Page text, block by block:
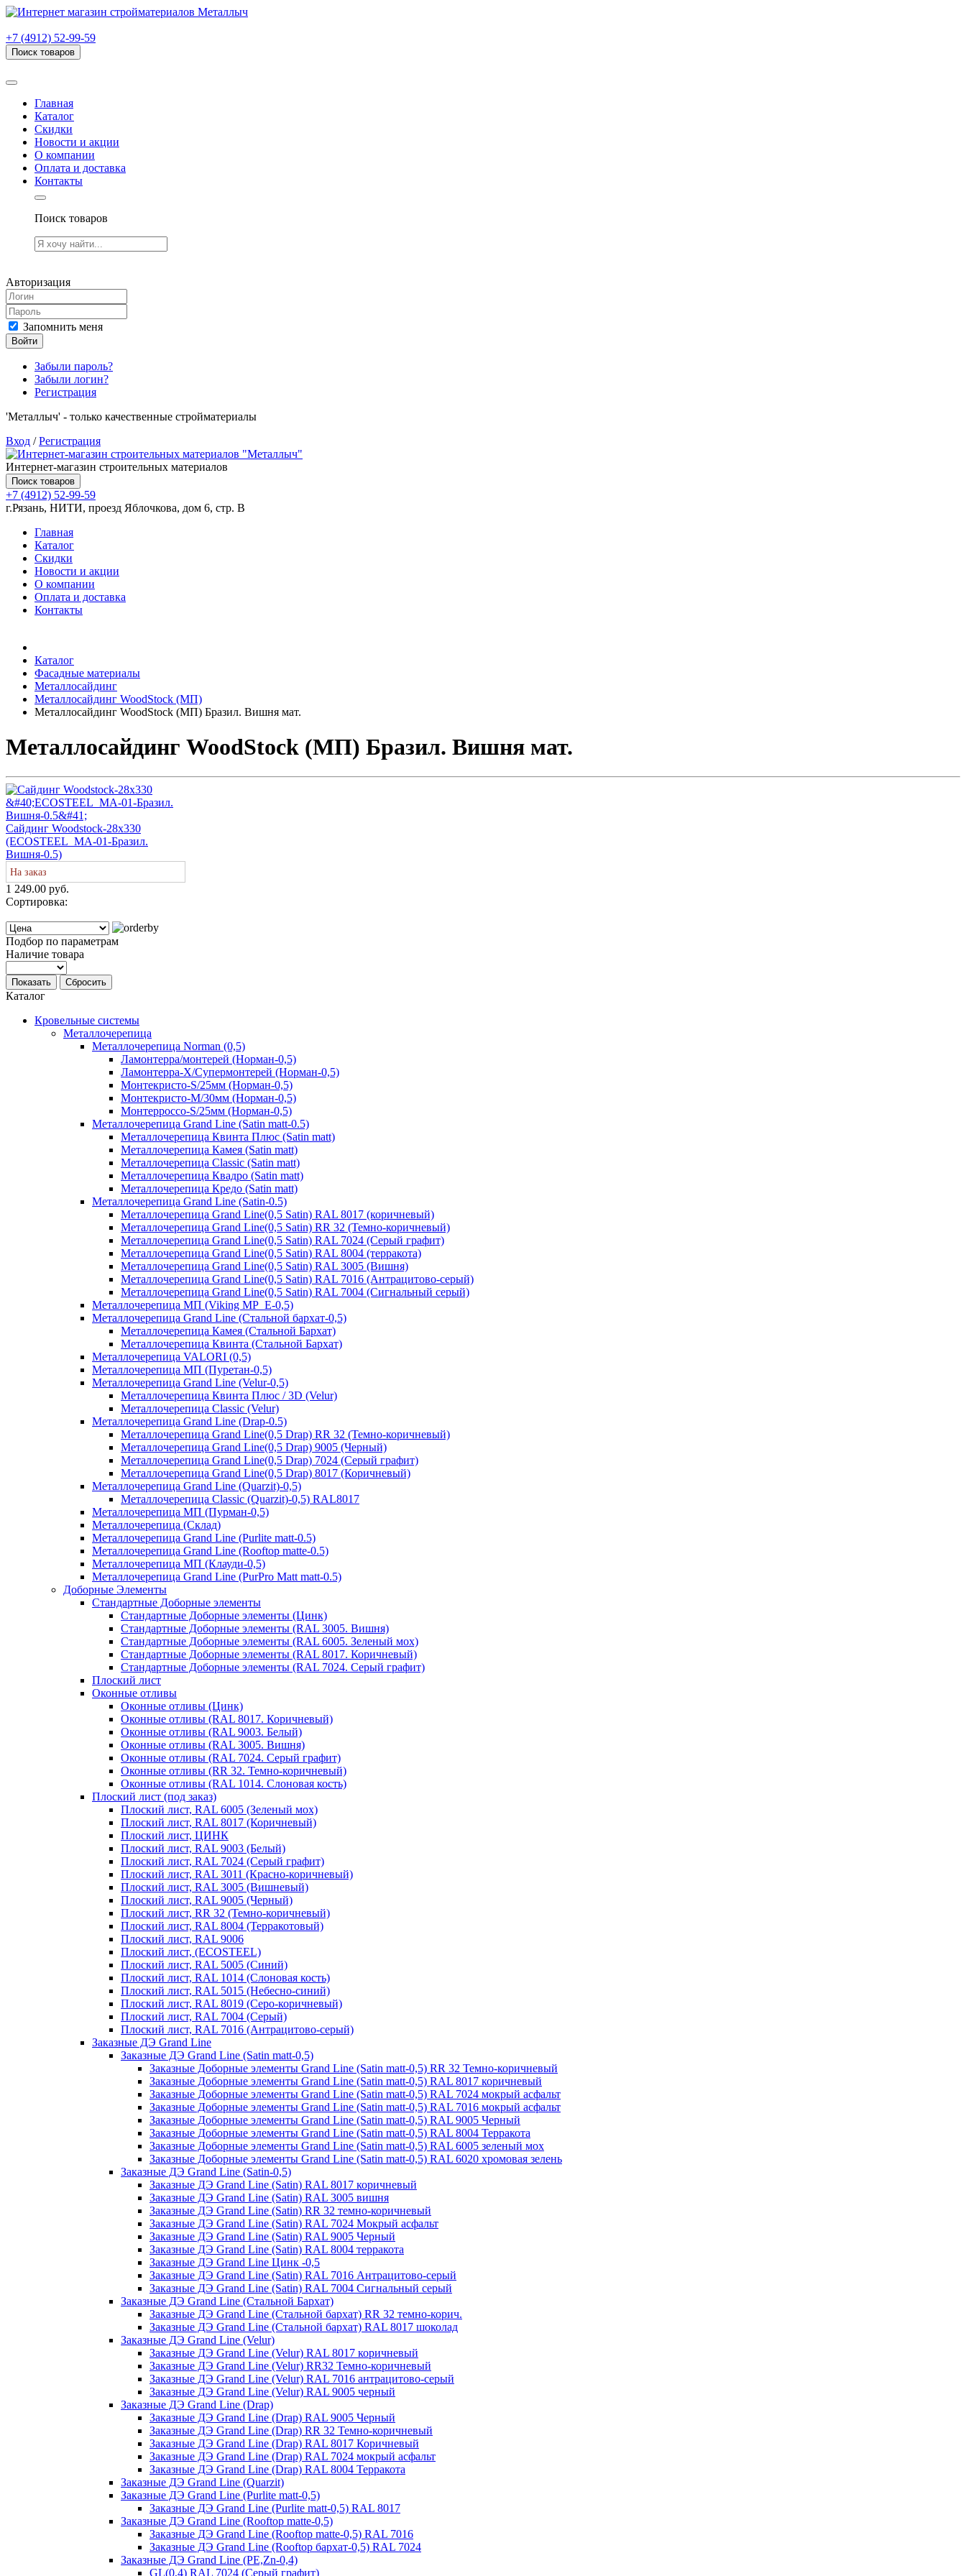
+7 (4912) 52-99-59
Поиск товаров
Главная
Каталог
Скидки
Новости и акции
О компании
Оплата и доставка
Контакты
Поиск товаров
Авторизация
Запомнить меня
Войти
Забыли пароль?
Забыли логин?
Регистрация
'Металлыч' - только качественные стройматериалы
Вход /Регистрация
Интернет-магазин строительных материалов
Поиск товаров
+7 (4912) 52-99-59
г.Рязань, НИТИ, проезд Яблочкова, дом 6, стр. В
Главная
Каталог
Скидки
Новости и акции
О компании
Оплата и доставка
Контакты
Каталог
Фасадные материалы
Металлосайдинг
Металлосайдинг WoodStock (МП)
Металлосайдинг WoodStock (МП) Бразил. Вишня мат.
Металлосайдинг WoodStock (МП) Бразил. Вишня мат.
Сайдинг Woodstock-28х330
(ECOSTEEL_MA-01-Бразил.
Вишня-0.5)
На заказ
1 249.00 руб.
Сортировка:
Подбор по параметрам
Наличие товара
Показать Сбросить
Каталог
Кровельные системы
Металлочерепица
Металлочерепица Norman (0,5)
Ламонтерра/монтерей (Норман-0,5)
Ламонтерра-Х/Супермонтерей (Норман-0,5)
Монтекристо-S/25мм (Норман-0,5)
Монтекристо-M/30мм (Норман-0,5)
Монтерроссо-S/25мм (Норман-0,5)
Металлочерепица Grand Line (Satin matt-0.5)
Металлочерепица Квинта Плюс (Satin matt)
Металлочерепица Камея (Satin matt)
Металлочерепица Classic (Satin matt)
Металлочерепица Квадро (Satin matt)
Металлочерепица Кредо (Satin matt)
Металлочерепица Grand Line (Satin-0.5)
Металлочерепица Grand Line(0,5 Satin) RAL 8017 (коричневый)
Металлочерепица Grand Line(0,5 Satin) RR 32 (Темно-коричневый)
Металлочерепица Grand Line(0,5 Satin) RAL 7024 (Серый графит)
Металлочерепица Grand Line(0,5 Satin) RAL 8004 (терракота)
Металлочерепица Grand Line(0,5 Satin) RAL 3005 (Вишня)
Металлочерепица Grand Line(0,5 Satin) RAL 7016 (Антрацитово-серый)
Металлочерепица Grand Line(0,5 Satin) RAL 7004 (Сигнальный серый)
Металлочерепица МП (Viking MP_E-0,5)
Металлочерепица Grand Line (Стальной бархат-0,5)
Металлочерепица Камея (Стальной Бархат)
Металлочерепица Квинта (Стальной Бархат)
Металлочерепица VALORI (0,5)
Металлочерепица МП (Пуретан-0,5)
Металлочерепица Grand Line (Velur-0,5)
Металлочерепица Квинта Плюс / 3D (Velur)
Металлочерепица Classic (Velur)
Металлочерепица Grand Line (Drap-0.5)
Металлочерепица Grand Line(0,5 Drap) RR 32 (Темно-коричневый)
Металлочерепица Grand Line(0,5 Drap) 9005 (Черный)
Металлочерепица Grand Line(0,5 Drap) 7024 (Серый графит)
Металлочерепица Grand Line(0,5 Drap) 8017 (Коричневый)
Металлочерепица Grand Line (Quarzit)-0,5)
Металлочерепица Classic (Quarzit)-0,5) RAL8017
Металлочерепица МП (Пурман-0,5)
Металлочерепица (Склад)
Металлочерепица Grand Line (Purlite matt-0.5)
Металлочерепица Grand Line (Rooftop matte-0.5)
Металлочерепица МП (Клауди-0,5)
Металлочерепица Grand Line (PurPro Matt matt-0.5)
Доборные Элементы
Стандартные Доборные элементы
Стандартные Доборные элементы (Цинк)
Стандартные Доборные элементы (RAL 3005. Вишня)
Стандартные Доборные элементы (RAL 6005. Зеленый мох)
Стандартные Доборные элементы (RAL 8017. Коричневый)
Стандартные Доборные элементы (RAL 7024. Серый графит)
Плоский лист
Оконные отливы
Оконные отливы (Цинк)
Оконные отливы (RAL 8017. Коричневый)
Оконные отливы (RAL 9003. Белый)
Оконные отливы (RAL 3005. Вишня)
Оконные отливы (RAL 7024. Серый графит)
Оконные отливы (RR 32. Темно-коричневый)
Оконные отливы (RAL 1014. Слоновая кость)
Плоский лист (под заказ)
Плоский лист, RAL 6005 (Зеленый мох)
Плоский лист, RAL 8017 (Коричневый)
Плоский лист, ЦИНК
Плоский лист, RAL 9003 (Белый)
Плоский лист, RAL 7024 (Серый графит)
Плоский лист, RAL 3011 (Красно-коричневый)
Плоский лист, RAL 3005 (Вишневый)
Плоский лист, RAL 9005 (Черный)
Плоский лист, RR 32 (Темно-коричневый)
Плоский лист, RAL 8004 (Терракотовый)
Плоский лист, RAL 9006
Плоский лист, (ECOSTEEL)
Плоский лист, RAL 5005 (Синий)
Плоский лист, RAL 1014 (Слоновая кость)
Плоский лист, RAL 5015 (Небесно-синий)
Плоский лист, RAL 8019 (Серо-коричневый)
Плоский лист, RAL 7004 (Серый)
Плоский лист, RAL 7016 (Антрацитово-серый)
Заказные ДЭ Grand Line
Заказные ДЭ Grand Line (Satin matt-0,5)
Заказные Доборные элементы Grand Line (Satin matt-0,5) RR 32 Темно-коричневый
Заказные Доборные элементы Grand Line (Satin matt-0,5) RAL 8017 коричневый
Заказные Доборные элементы Grand Line (Satin matt-0,5) RAL 7024 мокрый асфальт
Заказные Доборные элементы Grand Line (Satin matt-0,5) RAL 7016 мокрый асфальт
Заказные Доборные элементы Grand Line (Satin matt-0,5) RAL 9005 Черный
Заказные Доборные элементы Grand Line (Satin matt-0,5) RAL 8004 Терракота
Заказные Доборные элементы Grand Line (Satin matt-0,5) RAL 6005 зеленый мох
Заказные Доборные элементы Grand Line (Satin matt-0,5) RAL 6020 хромовая зелень
Заказные ДЭ Grand Line (Satin-0,5)
Заказные ДЭ Grand Line (Satin) RAL 8017 коричневый
Заказные ДЭ Grand Line (Satin) RAL 3005 вишня
Заказные ДЭ Grand Line (Satin) RR 32 темно-коричневый
Заказные ДЭ Grand Line (Satin) RAL 7024 Мокрый асфальт
Заказные ДЭ Grand Line (Satin) RAL 9005 Черный
Заказные ДЭ Grand Line (Satin) RAL 8004 терракота
Заказные ДЭ Grand Line Цинк -0,5
Заказные ДЭ Grand Line (Satin) RAL 7016 Антрацитово-серый
Заказные ДЭ Grand Line (Satin) RAL 7004 Сигнальный серый
Заказные ДЭ Grand Line (Стальной Бархат)
Заказные ДЭ Grand Line (Стальной бархат) RR 32 темно-корич.
Заказные ДЭ Grand Line (Стальной бархат) RAL 8017 шоколад
Заказные ДЭ Grand Line (Velur)
Заказные ДЭ Grand Line (Velur) RAL 8017 коричневый
Заказные ДЭ Grand Line (Velur) RR32 Темно-коричневый
Заказные ДЭ Grand Line (Velur) RAL 7016 антрацитово-серый
Заказные ДЭ Grand Line (Velur) RAL 9005 черный
Заказные ДЭ Grand Line (Drap)
Заказные ДЭ Grand Line (Drap) RAL 9005 Черный
Заказные ДЭ Grand Line (Drap) RR 32 Темно-коричневый
Заказные ДЭ Grand Line (Drap) RAL 8017 Коричневый
Заказные ДЭ Grand Line (Drap) RAL 7024 мокрый асфальт
Заказные ДЭ Grand Line (Drap) RAL 8004 Терракота
Заказные ДЭ Grand Line (Quarzit)
Заказные ДЭ Grand Line (Purlite matt-0,5)
Заказные ДЭ Grand Line (Purlite matt-0,5) RAL 8017
Заказные ДЭ Grand Line (Rooftop matte-0,5)
Заказные ДЭ Grand Line (Rooftop matte-0,5) RAL 7016
Заказные ДЭ Grand Line (Rooftop бархат-0,5) RAL 7024
Заказные ДЭ Grand Line (PE,Zn-0,4)
GL(0,4) RAL 7024 (Серый графит)